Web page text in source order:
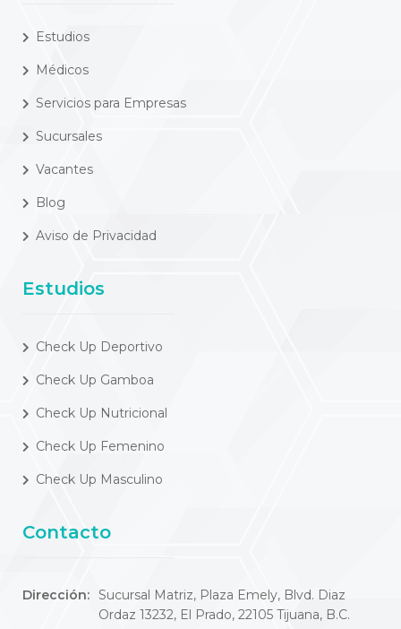
Estudios
Médicos
Servicios para Empresas
Sucursales
Vacantes
Blog
Aviso de Privacidad
Estudios
Check Up Deportivo
Check Up Gamboa
Check Up Nutricional
Check Up Femenino
Check Up Masculino
Contacto
Dirección: Sucursal Matriz, Plaza Emely, Blvd. Diaz
Ordaz 13232, El Prado, 22105 Tijuana, B.C.